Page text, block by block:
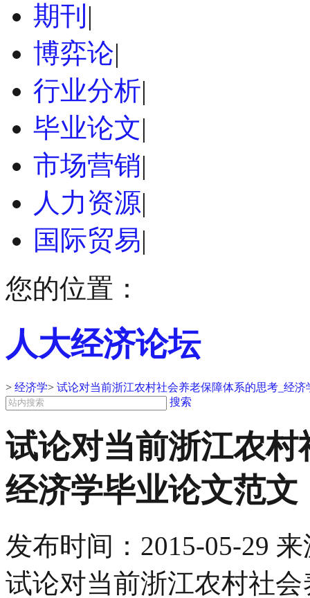
期刊 |
博弈论|
行业分析|
毕业论文|
市场营销|
人力资源|
国际贸易|
您的位置：
人大经济论坛
> 经济学> 试论对当前浙江农村社会养老保障体系的思考_经济
搜索
试论对当前浙江农
经济学毕业论文范文
发布时间： 2015-05-29 来
试论对当前浙江农村社